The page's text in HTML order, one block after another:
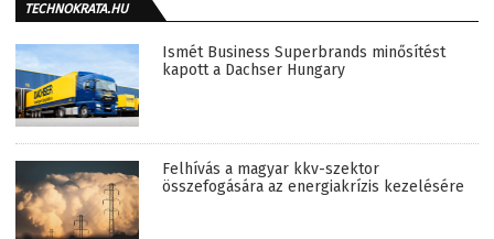
TECHNOKRATA.HU
Ismét Business Superbrands minősítést
kapott a Dachser Hungary
Felhívás a magyar kkv-szektor
összefogására az energiakrízis kezelésére